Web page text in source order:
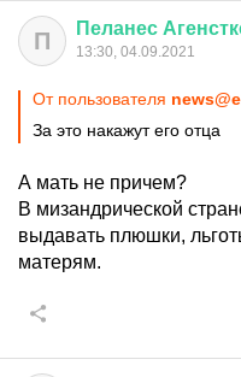
П Пеланес
13:30, 04.09.2021
От пользователя
За это накажут его отца
А мать не причем?
В мизандрической
выдавать плюшки,
матерям.